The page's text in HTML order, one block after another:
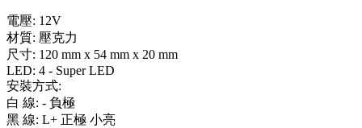
電壓: 12V
材質: 壓克力
尺寸: 120 mm x 54 mm x 20 mm
LED: 4 - Super LED
安裝方式:
白 線: - 負極
黑 線: L+ 正極 小亮